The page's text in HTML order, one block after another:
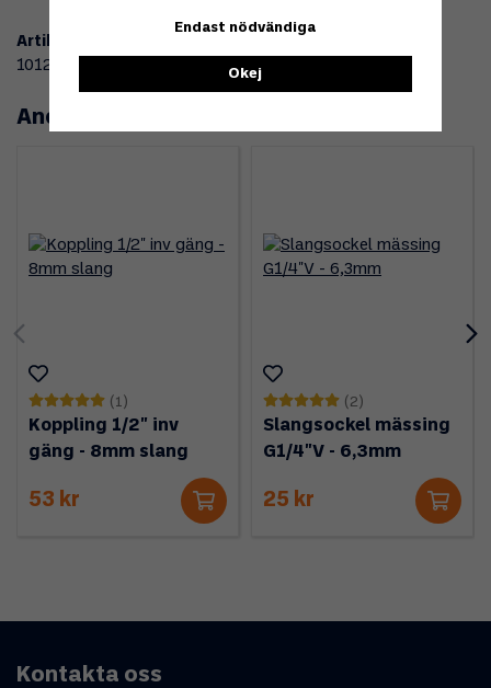
Artikelnummer:
101238
Andra köpte även
(1)
Koppling 1/2" inv
gäng - 8mm slang
53 kr
(2)
Slangsockel mässing
G1/4"V - 6,3mm
25 kr
Kontakta oss
Endast nödvändiga
Okej